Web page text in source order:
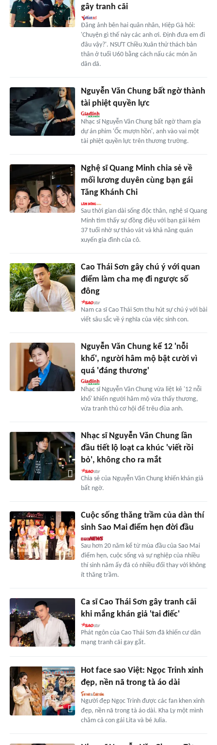
gây tranh cãi
Đăng ảnh bên hai quân nhân, Hiệp Gà hỏi:
'Chuyện gì thế này các anh ơi. Định đưa em đi
đâu vậy?'. NSƯT Chiều Xuân thử thách bản
thân ở tuổi U60 bằng cách nấu các món ăn
dân dã.
Nguyễn Văn Chung bất ngờ thành
tài phiệt quyền lực
Nhạc sĩ Nguyễn Văn Chung bất ngờ tham gia
dự án phim 'Ốc mượn hồn', anh vào vai một
tài phiệt quyền lực trên thương trường.
Nghệ sĩ Quang Minh chia sẻ về
mối lương duyên cùng bạn gái
Tăng Khánh Chi
Sau thời gian dài sống độc thân, nghệ sĩ Quang
Minh tìm thấy sự đồng điệu với bạn gái kém
37 tuổi nhờ sự tháo vát và khả năng quán
xuyến gia đình của cô.
Cao Thái Sơn gây chú ý với quan
điểm làm cha mẹ đi ngược số
đông
Nam ca sĩ Cao Thái Sơn thu hút sự chú ý với bài
viết sâu sắc về ý nghĩa của việc sinh con.
Nguyễn Văn Chung kể 12 'nỗi
khổ', người hâm mộ bật cười vì
quá 'đáng thương'
Nhạc sĩ Nguyễn Văn Chung vừa liệt kê '12 nỗi
khổ' khiến người hâm mộ vừa thấy thương,
vừa tranh thủ cơ hội để trêu đùa anh.
Nhạc sĩ Nguyễn Văn Chung lần
đầu tiết lộ loạt ca khúc 'viết rồi
bỏ', không cho ra mắt
Chia sẻ của Nguyễn Văn Chung khiến khán giả
bất ngờ.
Cuộc sống thăng trầm của dàn thí
sinh Sao Mai điểm hẹn đời đầu
Sau hơn 20 năm kể từ mùa đầu của Sao Mai
điểm hẹn, cuộc sống và sự nghiệp của nhiều
thí sinh năm ấy đã có nhiều đổi thay với không
ít thăng trầm.
Ca sĩ Cao Thái Sơn gây tranh cãi
khi mắng khán giả 'tai điếc'
Phát ngôn của Cao Thái Sơn đã khiến cư dân
mạng tranh cãi gay gắt.
Hot face sao Việt: Ngọc Trinh xinh
đẹp, nền nã trong tà áo dài
Người đẹp Ngọc Trinh được các fan khen xinh
đẹp, nền nã trong tà áo dài. Kha Ly một mình
chăm cả con gái Lita và bé Julia.